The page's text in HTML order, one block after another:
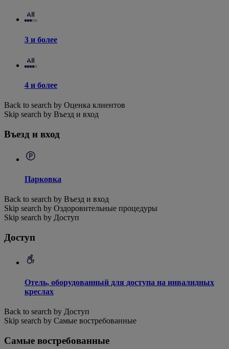
3 и более
4 и более
Back to search by Оценка клиентов
Skip search by Въезд и вход
Въезд и вход
Парковка
Back to search by Въезд и вход
Skip search by Оздоровительные процедуры
Skip search by Доступ
Доступ
Отель, оборудованный для доступа на инвалидных
креслах
Back to search by Доступ
Skip search by Самые востребованные
Самые востребованные